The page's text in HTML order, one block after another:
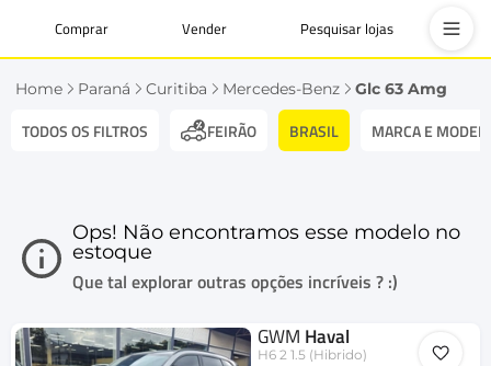
Comprar Vender Pesquisar lojas
Home Paraná Curitiba Mercedes-Benz Glc 63 Amg
TODOS OS FILTROS FEIRÃO BRASIL MARCA E
Ops! Não encontramos esse modelo no
estoque
Que tal explorar outras opções incríveis ? :)
GWM Haval
H6 2 1.5 (Hibrido)